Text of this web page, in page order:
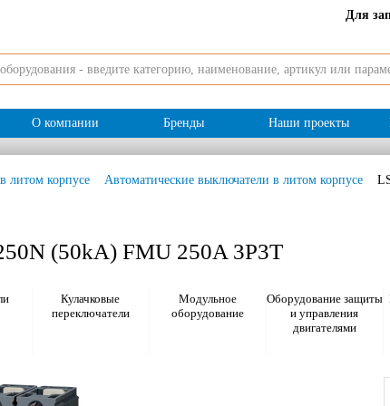
Для
О компании Бренды Наши проекты
литом корпусе Автоматические выключатели в литом корпусе
(50kA) FMU 250A 3P3T
Кулачковые
переключатели
Модульное
оборудование
Оборудование защиты
и управления
двигателями